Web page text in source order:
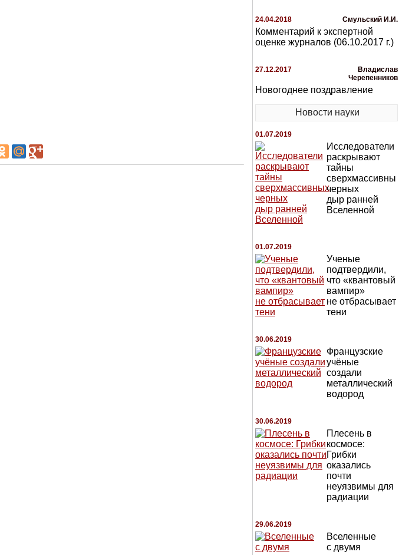
24.04.2018 Смульский И.И.
Комментарий к экспертной
оценке журналов (06.10.2017 г.)
27.12.2017
Владислав
Черепенников
Новогоднее поздравление
Новости науки
01.07.2019
Исследователи
раскрывают
тайны
черных
дыр ранней
Вселенной
01.07.2019
Ученые
подтвердили,
что «квантовый
вампир»
не отбрасывает
тени
30.06.2019
Французские
учёные
создали
металлический
водород
30.06.2019
Плесень в
космосе:
Грибки
оказались
почти
неуязвимы для
радиации
29.06.2019
Вселенные
с двумя